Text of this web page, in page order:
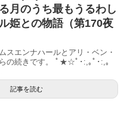
月のうち最もうるわし
姫との物語（第170夜
スエンナハールとアリ・ベン・
の続きです。 ﾟ★☆ﾟ･:,｡ﾟ･:,｡
記事を読む